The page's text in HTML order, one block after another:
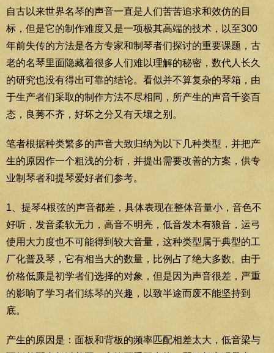
自古以来世界名琴的声音一直是人们苦苦追求和效仿的目
标，但是它的制作难度又是一项极其高端的技术，以至300
年前失传的方法是各方专家和制琴者们探讨的重要课题，古
老的名琴里面隐藏着很多人们难以理解的秘密，数代人长久
的研究也没有得出可靠的结论。看似并不算复杂的琴箱，由
于生产者们采取的制作方法不尽相同，所产生的声音千姿百
态，良莠不齐，好坏之分又有天壤之别。
笔者根据种类繁多的声音大致归纳为以下几种类型，并把产
生的原因作一个粗浅的分析，并提出需要改善的方案，供专
业制琴者和提琴爱好者们参考。
1、提琴4根弦的声音都差，具体表现在整体音量小，音色不
好听，发音柔软无力，高音不明亮，低音发木有狼音，运弓
使用大力度也不可能得到较大音量，这种类型属于典型的工
厂化普及琴，它有相当大的数量，比例占了绝大多数。由于
价格低廉是初学者们选择的对象，但是因为声音很差，严重
的影响了学习者们练琴的兴趣，以致半途而废不能坚持到
底。
产生的原因是：面板和背板的频率匹配相差太大，低音梁与